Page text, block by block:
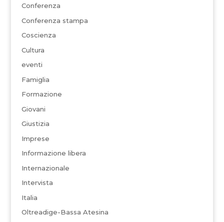
Conferenza
Conferenza stampa
Coscienza
Cultura
eventi
Famiglia
Formazione
Giovani
Giustizia
Imprese
Informazione libera
Internazionale
Intervista
Italia
Oltreadige-Bassa Atesina